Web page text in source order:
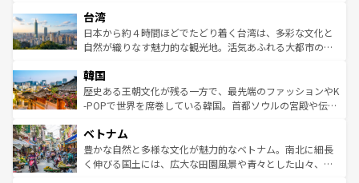
ならではの贅沢な旅のスタイルだ。 なお、新着のアメリカ
情報はコンテンツ一覧を参照してほしい。
れるおもてなしの心で訪れる人々を迎えてくれるハワイの
人々、おいしいローカルフードやハワイアンミュージッ
ク、伝統的なフラダンスなど、すべてがハワイの魅力を彩
ワイを、存分に味わってほしい。 なお、新着のハワイ情報
はコンテンツ一覧を参照してほしい。
リアリーフや大陸中央部にそびえるウルル（エアーズロッ
ク）、タスマニアの美しい原生林やケアンズの熱帯雨林な
ど、見どころがたくさん。また、カフェやワイン、オージ
いる。アクティビティも充実しており、サーフィンやダイ
ビング、ハイキングなど、アウトドア好きにはたまらな
い。オーストラリアの多彩な魅力を存分に味わいつくそ
参照してほしい。
台湾
日本から約４時間ほどでたどり着く台湾は、多彩な文化と
自然が織りなす魅力的な観光地。活気あふれる大都市の台
ン）、静ひつな山岳地帯である台湾東部など、都市の喧騒
と山間の静けさが共存しており、訪れる人に新しい発見と
驚きをもたらしてくれる。また、奥深い台湾の食文化も魅
容にもいいと評判のスイーツなど、バラエティ豊かな料理
が味わえる。 なお、新着の台湾情報は コンテンツ一覧を参
照してほしい。
韓国
歴史ある王朝文化が残る一方で、最先端のファッションやK
-POPで世界を席巻している韓国。首都ソウルの宮殿や伝統
き、地方に足を延ばせば四季折々の自然美を楽しむことが
できる。そして、キムチや焼肉、絶品のストリートフード
まで、さまざまな韓国料理が待っている。夜には、韓国な
ベトナム
豊かな自然と多様な文化が魅力的なベトナム。南北に細長
く伸びる国土には、広大な田園風景や青々とした山々、世